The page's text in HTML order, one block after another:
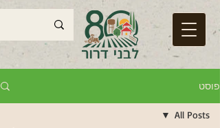
פוסט
All Posts